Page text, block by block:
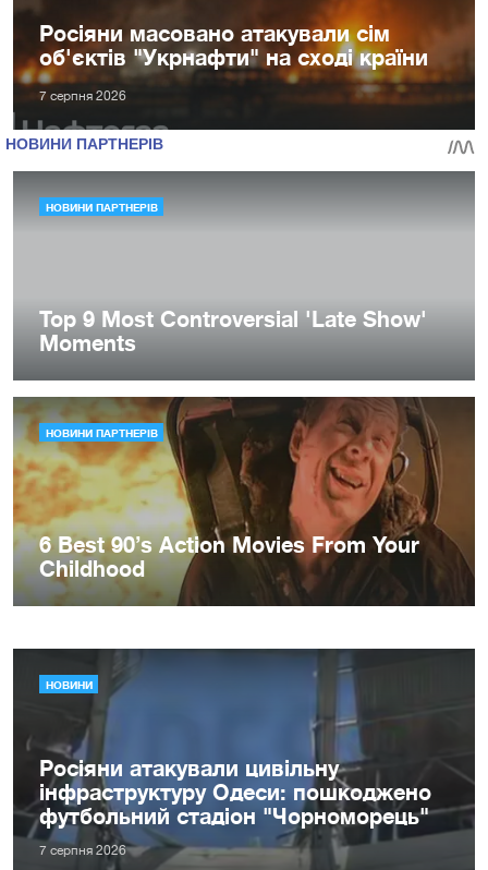
Росіяни масовано атакували сім
об'єктів "Укрнафти" на сході країни
7 серпня 2026
НОВИНИ
Росіяни атакували цивільну
інфраструктуру Одеси: пошкоджено
футбольний стадіон "Чорноморець"
7 серпня 2026